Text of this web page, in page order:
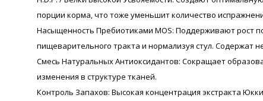
порции корма, что тоже уменьшит количество
Насыщенность Пребиотиками MOS: Поддерживают рост
пищеварительного тракта и нормализуя стул.
Смесь Натуральных Антиоксидантов: Сокращает
изменения в структуре тканей.
Контроль Запахов: Высокая концентрация экстракта